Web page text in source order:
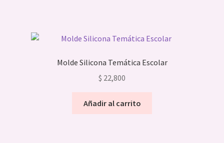
Molde Silicona Temática Escolar
$ 22,800
Añadir al carrito